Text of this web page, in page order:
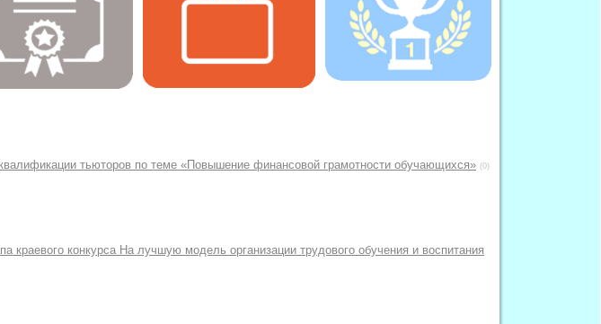
тьюторов по теме «Повышение финансовой грамотности обучающихся» (0)
краевого конкурса На лучшую модель организации трудового обучения и воспитания